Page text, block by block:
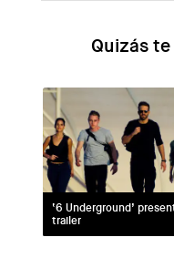
Quizás
‘6 Underground’
trailer